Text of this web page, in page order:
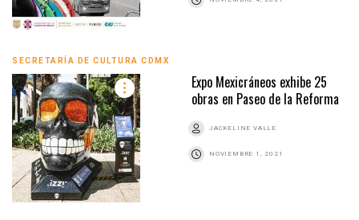
SECRETARÍA DE CULTURA CDMX
Expo Mexicráneos exhibe 25
obras en Paseo de la Reforma
JACKELINE VALLE
NOVIEMBRE 1, 2021